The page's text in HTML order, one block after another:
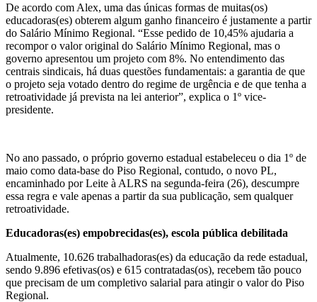
De acordo com Alex, uma das únicas formas de muitas(os)
educadoras(es) obterem algum ganho financeiro é justamente a partir
do Salário Mínimo Regional. “Esse pedido de 10,45% ajudaria a
recompor o valor original do Salário Mínimo Regional, mas o
governo apresentou um projeto com 8%. No entendimento das
centrais sindicais, há duas questões fundamentais: a garantia de que
o projeto seja votado dentro do regime de urgência e de que tenha a
retroatividade já prevista na lei anterior”, explica o 1º vice-
presidente.
No ano passado, o próprio governo estadual estabeleceu o dia 1º de
maio como data-base do Piso Regional, contudo, o novo PL,
encaminhado por Leite à ALRS na segunda-feira (26), descumpre
essa regra e vale apenas a partir da sua publicação, sem qualquer
retroatividade.
Educadoras(es) empobrecidas(es), escola pública debilitada
Atualmente, 10.626 trabalhadoras(es) da educação da rede estadual,
sendo 9.896 efetivas(os) e 615 contratadas(os), recebem tão pouco
que precisam de um completivo salarial para atingir o valor do Piso
Regional.